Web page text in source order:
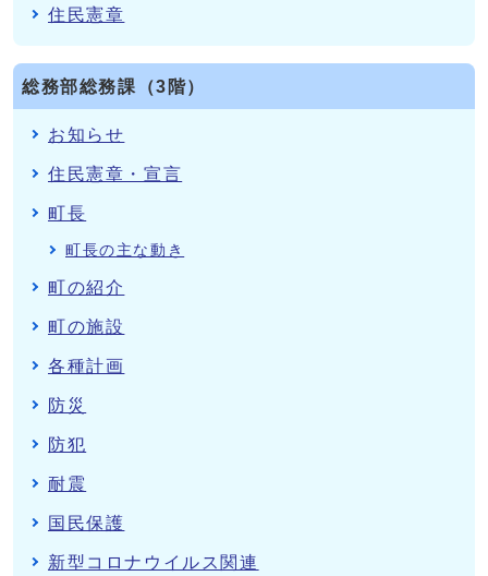
住民憲章
総務部総務課（3階）
お知らせ
住民憲章・宣言
町長
町長の主な動き
町の紹介
町の施設
各種計画
防災
防犯
耐震
国民保護
新型コロナウイルス関連